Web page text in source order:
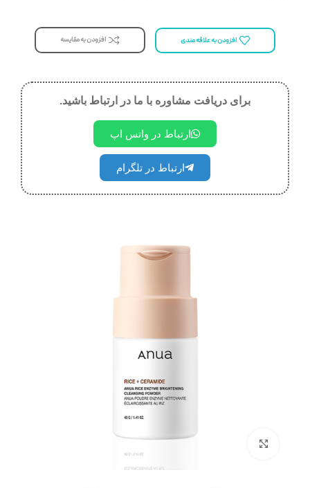
افزودن به علاقه مندی افزودن به مقایسه
برای دریافت مشاوره با ما در ارتباط باشید.
ارتباط در واتس اپ
ارتباط در تلگرام